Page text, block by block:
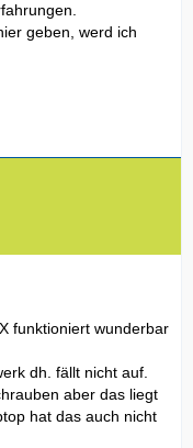
geben, werd ich
funktioniert wunderbar
dh. fällt nicht auf.
aber das liegt
hat das auch nicht